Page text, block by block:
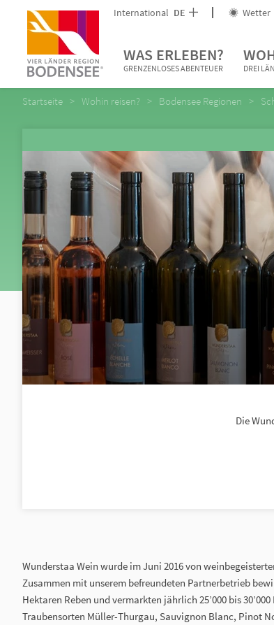
International DE Wetter
WAS ERLEBEN?
GRENZENLOSES ABENTEUER DREI
Startseite Wohin reisen? Bodensee Regionen
Die
Wunderstaa Wein wurde im Juni 2016 von
Zusammen mit unserem befreundeten Partnerbetrieb
Hektaren Reben und vermarkten jährlich 25’000 bis
Traubensorten Müller-Thurgau, Sauvignon Blanc, Pinot